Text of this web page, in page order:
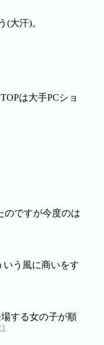
(大汗)。
は大手PCショ
のですが今度のは
いう風に商いをす
する女の子が順